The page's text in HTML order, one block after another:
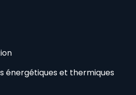
énergétiques et thermiques